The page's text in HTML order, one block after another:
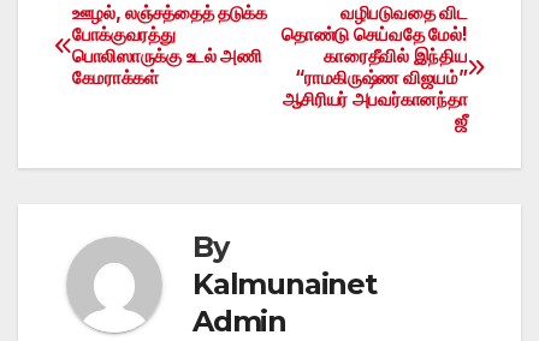
Post
navigation
வழிபடுவதை விட
தொண்டு செய்வதே மேல்!
காரைதீவில் இந்திய
“ராமகிருஷ்ண விஜயம்”
ஆசிரியர் அபவர்கானந்தா
ஜீ
ஊழல், லஞ்சத்தைத் தடுக்க
போக்குவரத்து
பொலிஸாருக்கு உடல் அணி
கேமராக்கள்
By
Kalmunainet
Admin